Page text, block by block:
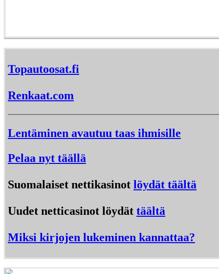
Topautoosat.fi
Renkaat.com
Lentäminen avautuu taas ihmisille
Pelaa nyt täällä
Suomalaiset nettikasinot löydät täältä
Uudet netticasinot löydät täältä
Miksi kirjojen lukeminen kannattaa?